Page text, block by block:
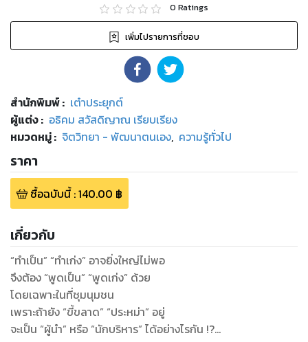
0 Ratings
เพิ่มไปรายการที่ชอบ
สำนักพิมพ์: เต๋าประยุกต์
ผู้แต่ง : อธิคม สวัสดิญาณ เรียบเรียง
หมวดหมู่: จิตวิทยา - พัฒนาตนเอง, ความรู้ทั่วไป
ราคา
ซื้อฉบับนี้:140.00 ฿
เกี่ยวกับ
“ทำเป็น” “ทำเก่ง” อาจยิ่งใหญ่ไม่พอ
จึงต้อง “พูดเป็น” “พูดเก่ง” ด้วย
โดยเฉพาะในที่ชุมนุมชน
เพราะถ้ายัง “ขี้ขลาด” “ประหม่า” อยู่
จะเป็น “ผู้นำ” หรือ “นักบริหาร” ได้อย่างไรกัน !?